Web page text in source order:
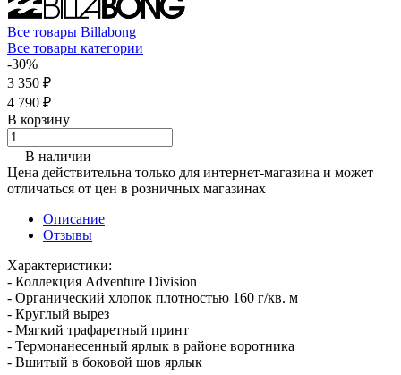
Все товары Billabong
Все товары категории
-30%
3 350 ₽
4 790 ₽
В корзину
В наличии
Цена действительна только для интернет-магазина и может
отличаться от цен в розничных магазинах
Описание
Отзывы
Характеристики:
- Коллекция Adventure Division
- Органический хлопок плотностью 160 г/кв. м
- Круглый вырез
- Мягкий трафаретный принт
- Термонанесенный ярлык в районе воротника
- Вшитый в боковой шов ярлык